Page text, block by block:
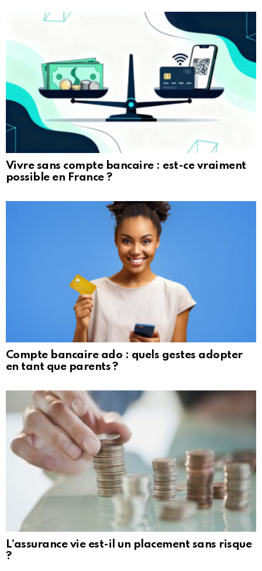
Vivre sans compte bancaire : est-ce vraiment
possible en France ?
Compte bancaire ado : quels gestes adopter
en tant que parents ?
L’assurance vie est-il un placement sans risque
?